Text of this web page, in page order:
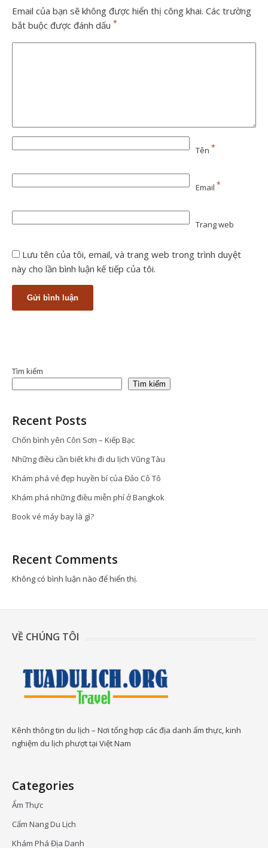
Email của bạn sẽ không được hiển thị công khai. Các trường
bắt buộc được đánh dấu *
Tên *
Email *
Trang web
Lưu tên của tôi, email, và trang web trong trình duyệt
này cho lần bình luận kế tiếp của tôi.
Tìm kiếm
Tìm kiếm
Recent Posts
Chốn bình yên Côn Sơn – Kiếp Bạc
Những điều cần biết khi đi du lịch Vũng Tàu
Khám phá vẻ đẹp huyền bí của Đảo Cô Tô
Khám phá những điều miễn phí ở Bangkok
Book vé máy bay là gì?
Recent Comments
Không có bình luận nào để hiển thị.
VỀ CHÚNG TÔI
Kênh thông tin du lịch – Nơi tổng hợp các địa danh ẩm thực, kinh
nghiệm du lịch phượt tại Việt Nam
Categories
Ẩm Thực
Cẩm Nang Du Lịch
Khám Phá Địa Danh